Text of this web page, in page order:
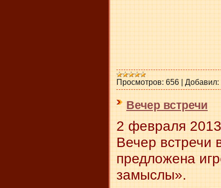
Просмотров: 656 | Добавил:
Вечер встречи
2 февраля
Вечер встречи
предложена
замыслы».